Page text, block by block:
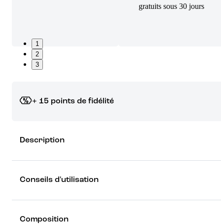
gratuits sous 30 jours
1
2
3
+ 15 points de fidélité
rêver !
Découvrez les récompenses
Description
Conseils d'utilisation
Composition